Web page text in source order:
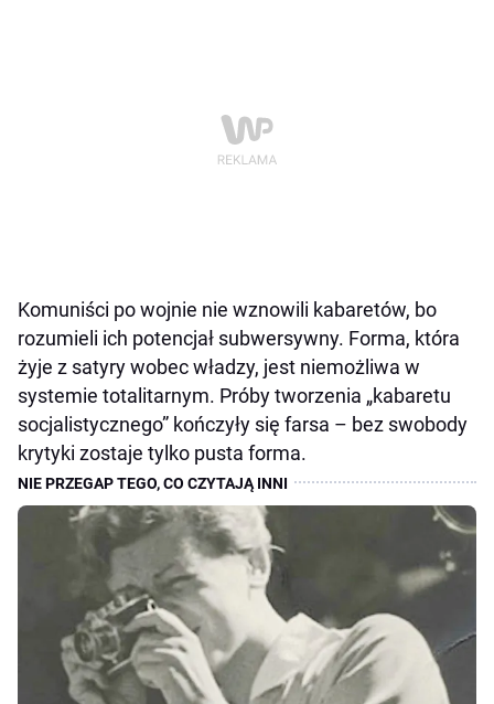
Komuniści po wojnie nie wznowili kabaretów, bo
rozumieli ich potencjał subwersywny. Forma, która
żyje z satyry wobec władzy, jest niemożliwa w
systemie totalitarnym. Próby tworzenia „kabaretu
socjalistycznego” kończyły się farsa – bez swobody
krytyki zostaje tylko pusta forma.